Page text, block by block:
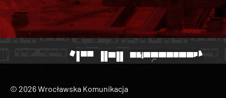
© 2026 Wrocławska Komunikacja